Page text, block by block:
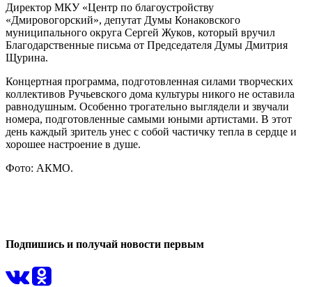
Директор МКУ «Центр по благоустройству
«Дмировогорский», депутат Думы Конаковского
муниципального округа Сергей Жуков, который вручил
Благодарственные письма от Председателя Думы Дмитрия
Щурина.
Концертная программа, подготовленная силами творческих
коллективов Ручьевского дома культуры никого не оставила
равнодушным. Особенно трогательно выглядели и звучали
номера, подготовленные самыми юными артистами. В этот
день каждый зритель унес с собой частичку тепла в сердце и
хорошее настроение в душе.
Фото: АКМО.
Подпишись и получай новости первым